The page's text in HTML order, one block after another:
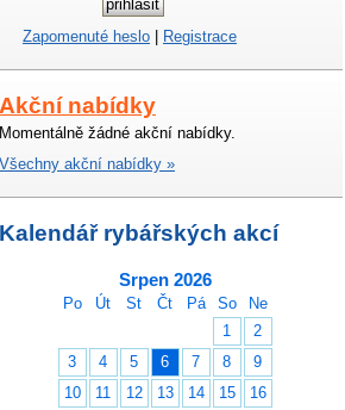
Zapomenuté heslo | Registrace
Akční nabídky
Momentálně žádné akční nabídky.
Všechny akční nabídky »
Kalendář rybářských akcí
Srpen 2026
Po Út St Čt Pá So
Ne
1
2
3
4 5 6 7 8
9
10
11 12 13 14 15
16